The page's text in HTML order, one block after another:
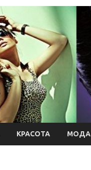
КРАСОТА МОДА